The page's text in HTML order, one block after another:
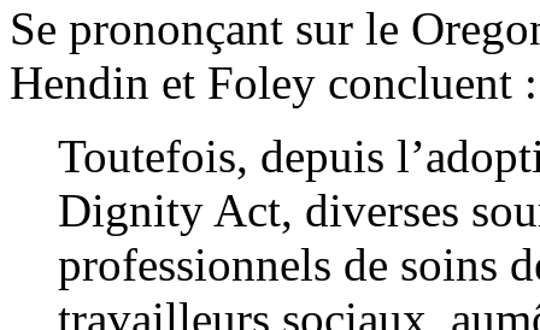
Se prononçant sur le
Hendin et Foley concluent :
Toutefois, depuis
Dignity Act, diverses
professionnels de soins
travailleurs sociaux,